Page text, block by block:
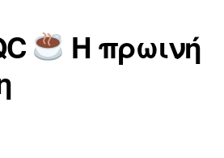
ν
m
υ
2
Η πρωινή